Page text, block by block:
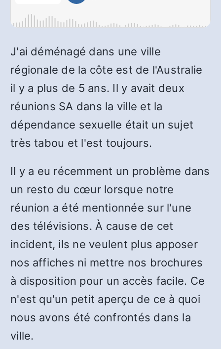
J'ai déménagé dans une ville
régionale de la côte est de l'Australie
il y a plus de 5 ans. Il y avait deux
réunions SA dans la ville et la
dépendance sexuelle était un sujet
très tabou et l'est toujours.
Il y a eu récemment un problème dans
un resto du cœur lorsque notre
réunion a été mentionnée sur l'une
des télévisions. À cause de cet
incident, ils ne veulent plus apposer
nos affiches ni mettre nos brochures
à disposition pour un accès facile. Ce
n'est qu'un petit aperçu de ce à quoi
nous avons été confrontés dans la
ville.